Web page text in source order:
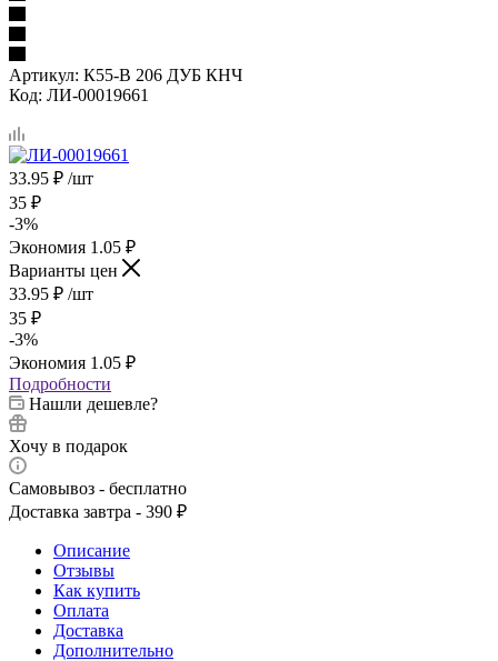
Артикул: К55-В 206 ДУБ КНЧ
Код: ЛИ-00019661
33.95 ₽ /шт
35 ₽
-3%
Экономия 1.05 ₽
Варианты цен
33.95 ₽ /шт
35 ₽
-3%
Экономия 1.05 ₽
Подробности
Нашли дешевле?
Хочу в подарок
Самовывоз - бесплатно
Доставка завтра - 390 ₽
Описание
Отзывы
Как купить
Оплата
Доставка
Дополнительно